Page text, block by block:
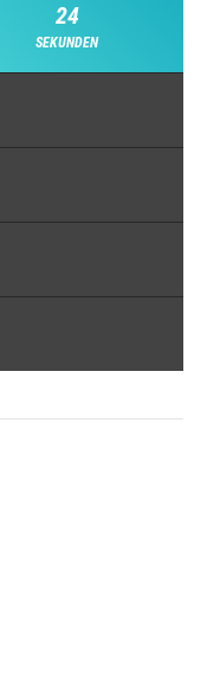
23
SEKUNDEN